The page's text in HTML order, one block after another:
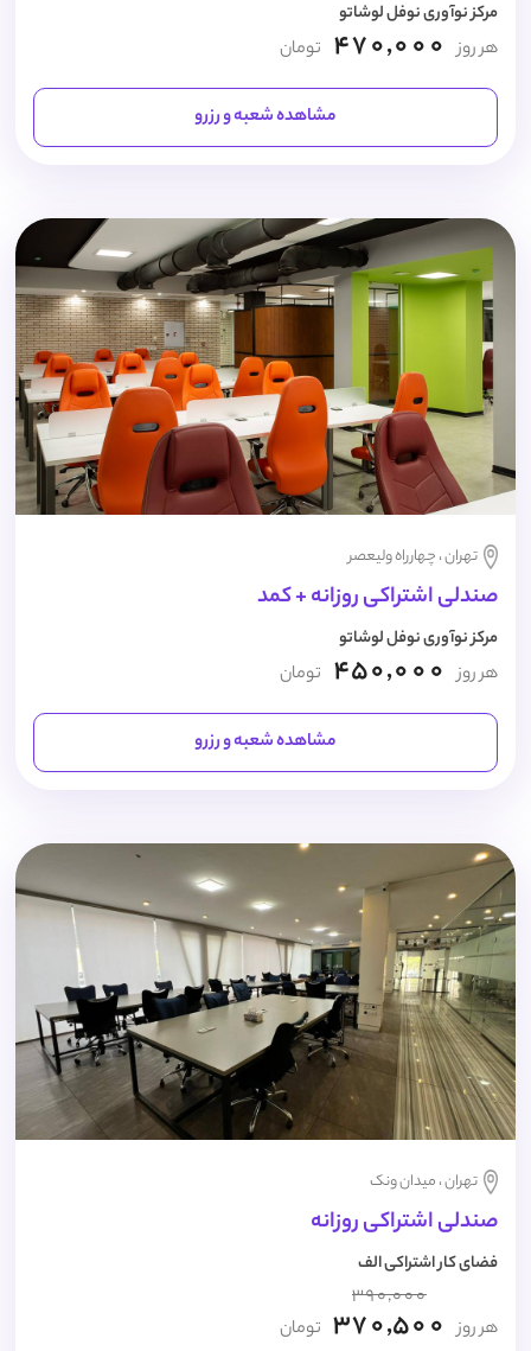
مرکز نوآوری نوفل لوشاتو
هر روز 470,000 تومان
مشاهده شعبه و رزرو
تهران ، چهارراه ولیعصر
صندلی اشتراکی روزانه + کمد
مرکز نوآوری نوفل لوشاتو
هر روز 450,000 تومان
مشاهده شعبه و رزرو
تهران ، میدان ونک
صندلی اشتراکی روزانه
فضای کار اشتراکی الف
هر روز
390,000
370,500 تومان